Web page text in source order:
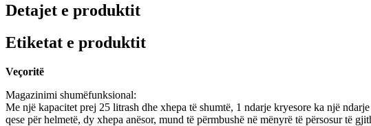
Detajet e produktit
Etiketat e produktit
Veçoritë
Magazinimi shumëfunksional:
Me një kapacitet prej 25 litrash dhe xhepa të shumtë, 1 ndarje kryesore ka një
qese për helmetë, dy xhepa anësor, mund të përmbushë në mënyrë të përsosur të